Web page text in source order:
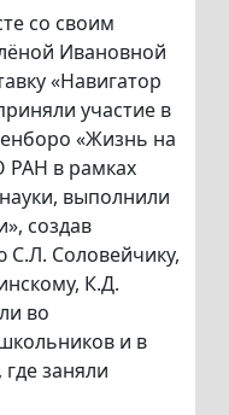
со своим
Ивановной
«Навигатор
участие в
«Жизнь на
РАН в рамках
выполнили
создав
Соловейчику,
К.Д.
во
и в
заняли